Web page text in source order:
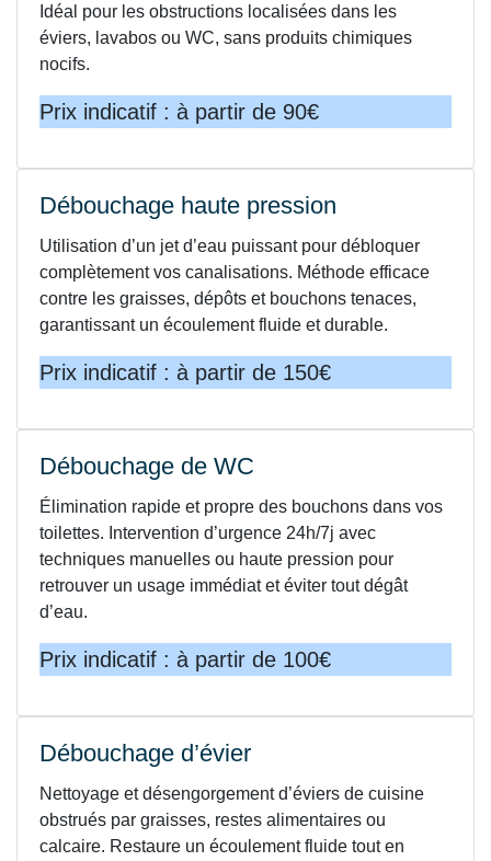
Idéal pour les obstructions localisées dans les
éviers, lavabos ou WC, sans produits chimiques
nocifs.
Prix indicatif : à partir de 90€
Débouchage haute pression
Utilisation d’un jet d’eau puissant pour débloquer
complètement vos canalisations. Méthode efficace
contre les graisses, dépôts et bouchons tenaces,
garantissant un écoulement fluide et durable.
Prix indicatif : à partir de 150€
Débouchage de WC
Élimination rapide et propre des bouchons dans vos
toilettes. Intervention d’urgence 24h/7j avec
techniques manuelles ou haute pression pour
retrouver un usage immédiat et éviter tout dégât
d’eau.
Prix indicatif : à partir de 100€
Débouchage d’évier
Nettoyage et désengorgement d’éviers de cuisine
obstrués par graisses, restes alimentaires ou
calcaire. Restaure un écoulement fluide tout en